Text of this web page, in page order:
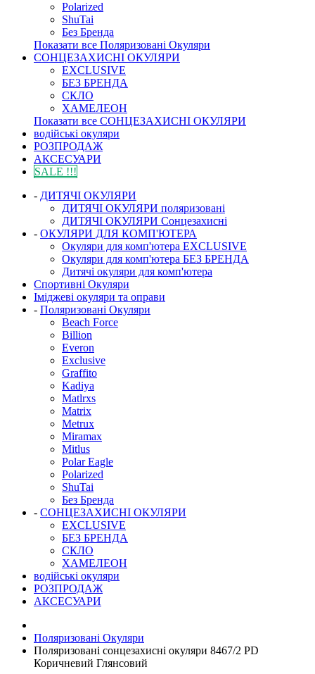
Polarized
ShuTai
Без Бренда
Показати все Поляризовані Окуляри
СОНЦЕЗАХИСНІ ОКУЛЯРИ
EXCLUSIVE
БЕЗ БРЕНДА
СКЛО
ХАМЕЛЕОН
Показати все СОНЦЕЗАХИСНІ ОКУЛЯРИ
водійські окуляри
РОЗПРОДАЖ
АКСЕСУАРИ
SALE !!!
- ДИТЯЧІ ОКУЛЯРИ
ДИТЯЧІ ОКУЛЯРИ поляризовані
ДИТЯЧІ ОКУЛЯРИ Сонцезахисні
- ОКУЛЯРИ ДЛЯ КОМП'ЮТЕРА
Окуляри для комп'ютера EXCLUSIVE
Окуляри для комп'ютера БЕЗ БРЕНДА
Дитячі окуляри для комп'ютера
Спортивні Окуляри
Іміджеві окуляри та оправи
- Поляризовані Окуляри
Beach Force
Billion
Everon
Exclusive
Graffito
Kadiya
Matlrxs
Matrix
Metrux
Miramax
Mitlus
Polar Eagle
Polarized
ShuTai
Без Бренда
- СОНЦЕЗАХИСНІ ОКУЛЯРИ
EXCLUSIVE
БЕЗ БРЕНДА
СКЛО
ХАМЕЛЕОН
водійські окуляри
РОЗПРОДАЖ
АКСЕСУАРИ
Поляризовані Окуляри
Поляризовані сонцезахисні окуляри 8467/2 PD
Коричневий Глянсовий